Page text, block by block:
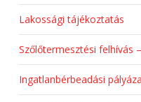
Lakossági tájékoztatás
Szőlőtermesztési felhívás
Ingatlanbérbeadási